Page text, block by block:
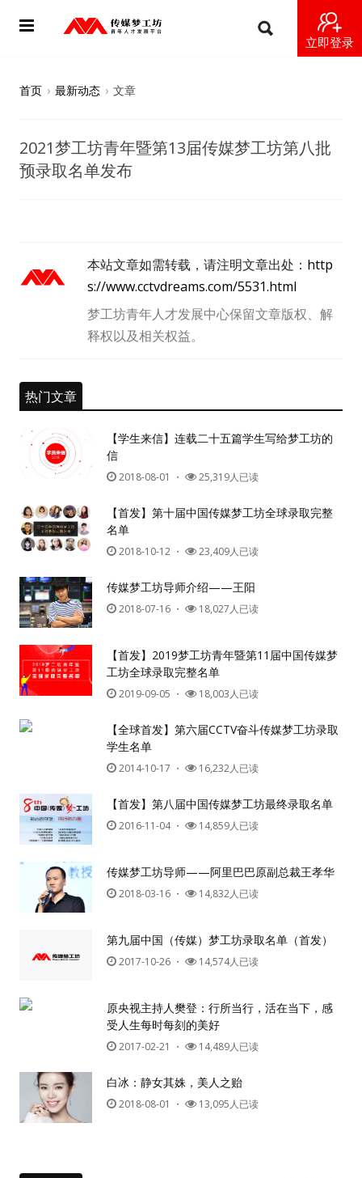
立即登录
用户名或Email
记住我的登录状态
导师
梦工坊视频
纪录片1 梦想开始的地方
纪录片3 我们都是青年偶像
活动
出彩2016
逐梦2014
辉煌2013
精彩2012
梦工坊圈
信息圈
品牌的力量
首页 › 最新动态 › 文章
2021梦工坊青年暨第13届传媒梦工坊第八批
预录取名单发布
本站文章如需转载，请注明文章出处： http
s://www.cctvdreams.com/5531.html
梦工坊青年人才发展中心保留文章版权、解
释权以及相关权益。
热门文章
【学生来信】连载二十五篇学生写给梦工坊的
信
2018-08-01 ・ 25,319人已读
【首发】第十届中国传媒梦工坊全球录取完整
名单
2018-10-12 ・ 23,409人已读
传媒梦工坊导师介绍——王阳
2018-07-16 ・ 18,027人已读
【首发】2019梦工坊青年暨第11届中国传媒梦
工坊全球录取完整名单
2019-09-05 ・ 18,003人已读
【全球首发】第六届CCTV奋斗传媒梦工坊录取
学生名单
2014-10-17 ・ 16,232人已读
【首发】第八届中国传媒梦工坊最终录取名单
2016-11-04・ 14,859人已读
传媒梦工坊导师——阿里巴巴原副总裁王孝华
2018-03-16 ・ 14,832人已读
第九届中国（传媒）梦工坊录取名单（首发）
2017-10-26 ・ 14,574人已读
原央视主持人樊登：行所当行，活在当下，感
受人生每时每刻的美好
2017-02-21 ・ 14,489人已读
白冰：静女其姝，美人之贻
2018-08-01 ・ 13,095人已读